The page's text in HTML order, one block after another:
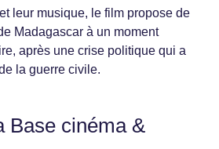
leur musique, le film propose de
Madagascar à un moment
après une crise politique qui a
la guerre civile.
Base cinéma &